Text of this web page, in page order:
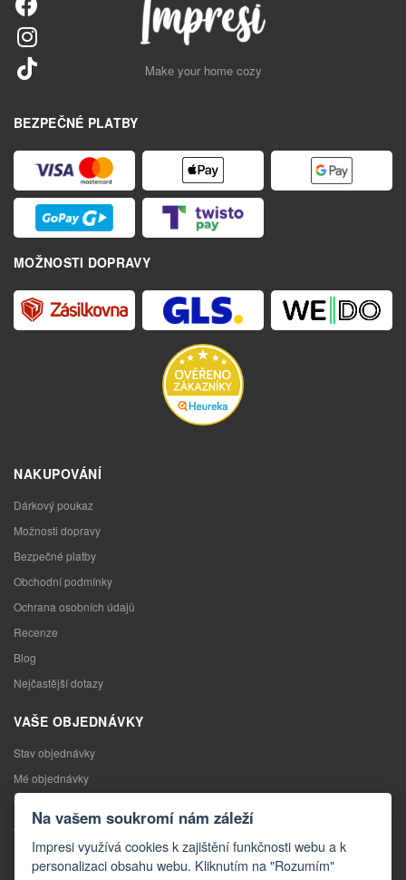
Make your home cozy
BEZPEČNÉ PLATBY
MOŽNOSTI DOPRAVY
NAKUPOVÁNÍ
Dárkový poukaz
Možnosti dopravy
Bezpečné platby
Obchodní podmínky
Ochrana osobních údajů
Recenze
Blog
Nejčastější dotazy
VAŠE OBJEDNÁVKY
Stav objednávky
Mé objednávky
Výměna zboží
Odstoupení od kupní smlouvy
Reklamace
Na vašem soukromí nám záleží
Impresi využívá cookies k zajištění funkčnosti webu a k
personalizaci obsahu webu. Kliknutím na "Rozumím"